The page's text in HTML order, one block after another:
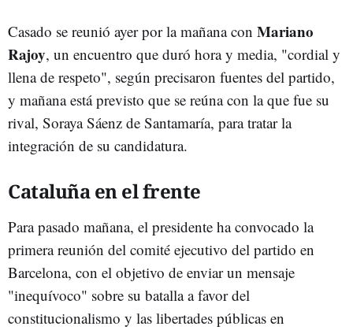
Casado se reunió ayer por la mañana con Mariano
Rajoy, un encuentro que duró hora y media, "cordial y
llena de respeto", según precisaron fuentes del partido,
y mañana está previsto que se reúna con la que fue su
rival, Soraya Sáenz de Santamaría, para tratar la
integración de su candidatura.
Cataluña en el frente
Para pasado mañana, el presidente ha convocado la
primera reunión del comité ejecutivo del partido en
Barcelona, con el objetivo de enviar un mensaje
"inequívoco" sobre su batalla a favor del
constitucionalismo y las libertades públicas en